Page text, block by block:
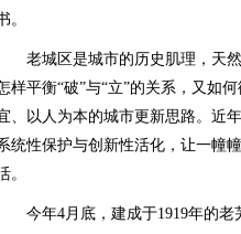
。
老城区是城市的历史肌理，天然
样平衡“破”与“立”的关系，又如
、以人为本的城市更新思路。近
统性保护与创新性活化，让一幢
。
今年4月底，建成于1919年的老